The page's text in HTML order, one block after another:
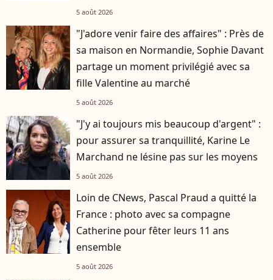
5 août 2026
"J'adore venir faire des affaires" : Près de
sa maison en Normandie, Sophie Davant
partage un moment privilégié avec sa
fille Valentine au marché
5 août 2026
"J'y ai toujours mis beaucoup d'argent" :
pour assurer sa tranquillité, Karine Le
Marchand ne lésine pas sur les moyens
5 août 2026
Loin de CNews, Pascal Praud a quitté la
France : photo avec sa compagne
Catherine pour fêter leurs 11 ans
ensemble
5 août 2026